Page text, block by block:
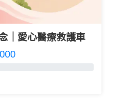
｜愛心醫療救護車